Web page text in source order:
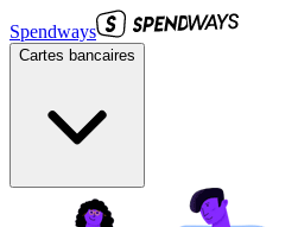
Spendways
Cartes bancaires